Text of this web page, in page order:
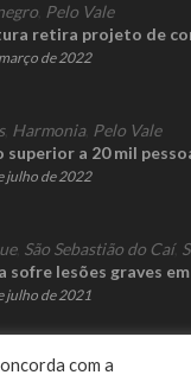
Pelo Vale
retira projeto de
de 2022
, Harmonia, Pelo Vale
superior a 20 mil
julho de 2022
, São Sebastião do Caí,
sofre lesões graves
julho de 2021
com a